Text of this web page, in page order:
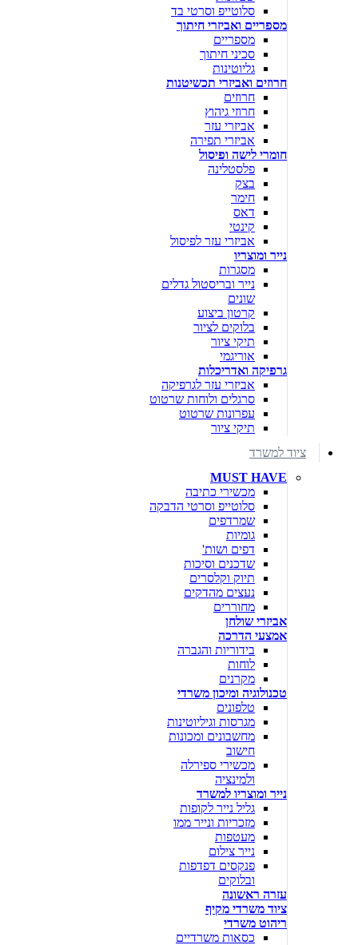
סלוטייפ וסרטי בד
מספריים ואביזרי חיתוך
מספריים
סכיני חיתוך
גליוטינות
חרוזים ואביזרי תכשיטנות
חרוזים
חרוזי גיהוץ
אביזרי עזר
אביזרי תפירה
חומרי לישה ופיסול
פלסטלינה
בצק
חימר
דאס
קינטי
אביזרי עזר לפיסול
נייר ומוצריו
מסגרות
נייר ובריסטול גדלים
שונים
קרטון ביצוע
בלוקים לציור
תיקי ציור
אוריגמי
גרפיקה ואדריכלות
אביזרי עזר לגרפיקה
סרגלים ולוחות שרטוט
עפרונות שרטוט
תיקי ציור
ציוד למשרד
MUST HAVE
מכשירי כתיבה
סלוטייפ וסרטי הדבקה
שמרדפים
גומיות
דפים ושות'
שדכנים וסיכות
תיוק וקלסרים
נעצים מהדקים
מחוררים
אביזרי שולחן
אמצעי הדרכה
בידוריות והגברה
לוחות
מקרנים
טכנולוגיה ומיכון משרדי
טלפונים
מגרסות וגיליוטינות
מחשבונים ומכונות
חישוב
מכשירי ספירלה
ולמינציה
נייר ומוצריו למשרד
גליל נייר לקופות
מזכריות ונייר ממו
מעטפות
נייר צילום
פנקסים דפדפות
ובלוקים
עזרה ראשונה
ציוד משרדי מקיף
ריהוט משרדי
כסאות משרדיים